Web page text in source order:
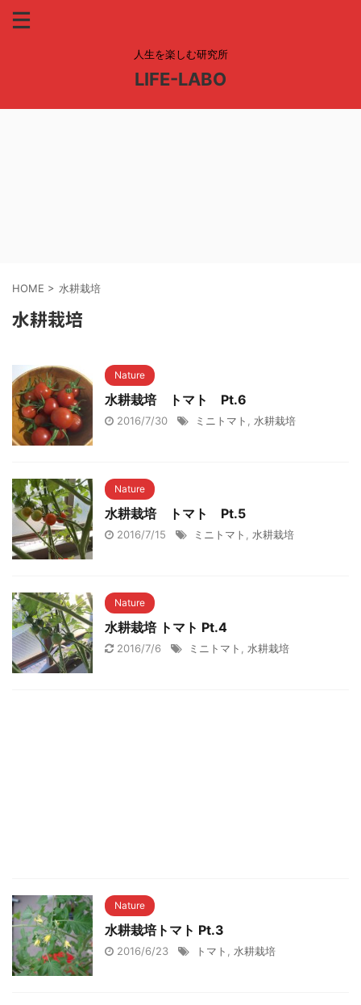
人生を楽しむ研究所
LIFE-LABO
HOME > 水耕栽培
水耕栽培
Nature
水耕栽培 トマト Pt.6
2016/7/30 ミニトマト 水耕栽培
Nature
水耕栽培 トマト Pt.5
2016/7/15 ミニトマト 水耕栽培
Nature
水耕栽培 トマト Pt.4
2016/7/6 ミニトマト 水耕栽培
Nature
水耕栽培トマト Pt.3
2016/6/23 トマト 水耕栽培